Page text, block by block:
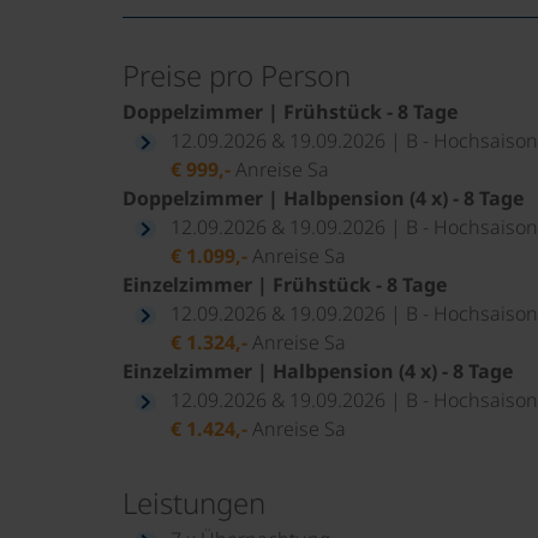
Preise pro Person
Doppelzimmer | Frühstück - 8 Tage
12.09.2026 & 19.09.2026 | B - Hochsaison
€ 999,-Anreise Sa
Doppelzimmer | Halbpension (4 x) - 8 Tage
12.09.2026 & 19.09.2026 | B - Hochsaison
€ 1.099,-Anreise Sa
Einzelzimmer | Frühstück - 8 Tage
12.09.2026 & 19.09.2026 | B - Hochsaison
€ 1.324,-Anreise Sa
Einzelzimmer | Halbpension (4 x) - 8 Tage
12.09.2026 & 19.09.2026 | B - Hochsaison
€ 1.424,-Anreise Sa
Leistungen